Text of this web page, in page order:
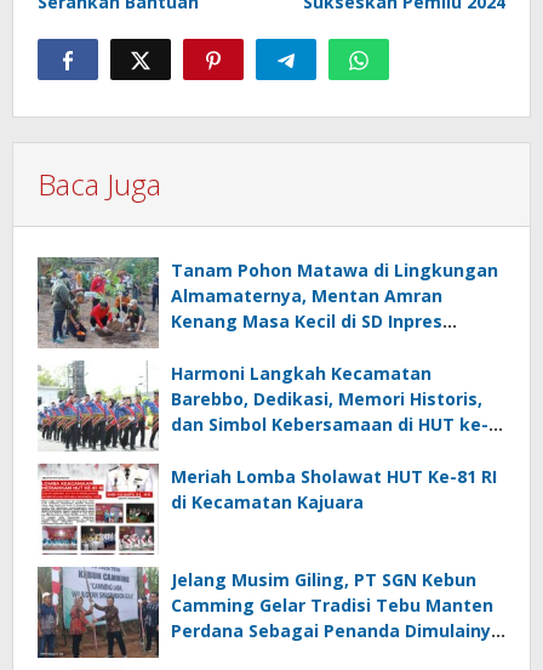
Baca Juga
Tanam Pohon Matawa di Lingkungan
Almamaternya, Mentan Amran
Kenang Masa Kecil di SD Inpres
Harmoni Langkah Kecamatan
Barebbo, Dedikasi, Memori Historis,
dan Simbol Kebersamaan di HUT ke-
Meriah Lomba Sholawat HUT Ke-81 RI
di Kecamatan Kajuara
Jelang Musim Giling, PT SGN Kebun
Camming Gelar Tradisi Tebu Manten
Perdana Sebagai Penanda Dimulainya